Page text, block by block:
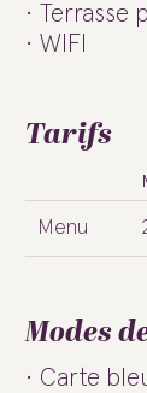
Terrasse
WIFI
Tarifs
Menu
Modes
Carte